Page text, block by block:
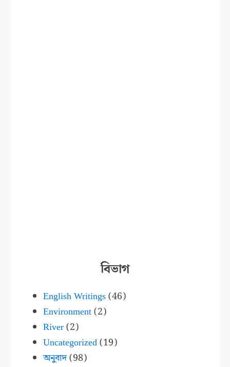
বিভাগ
English Writings(46)
Environment(2)
River(2)
Uncategorized(19)
অনুবাদ(98)